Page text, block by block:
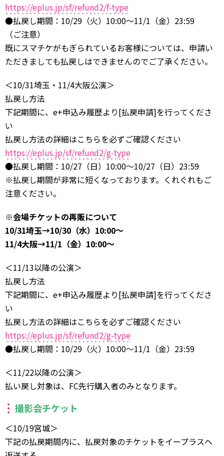
https://eplus.jp/sf/refund2/f-type
●払戻し期間：10/29（火）10:00～11/1（金）23:59
（ご注意）
既にスマチケがもぎられているお客様については、申請い
ただきましても払戻しはできませんのでご了承ください。
＜10/31埼玉・11/4大阪公演＞
払戻し方法
下記期間に、e+申込み履歴より[払戻申請]を行ってくださ
い
払戻し方法の詳細はこちらを必ずご確認ください
https://eplus.jp/sf/refund2/g-type
●払戻し期間：10/27（日）10:00～10/27（日）23:59
※払戻し期間が非常に短くなっております。くれぐれもご
注意ください。
※会場チケットの再販について
10/31埼玉→10/30（水）10:00〜
11/4大阪→11/1（金）10:00〜
＜11/13以降の公演＞
払戻し方法
下記期間に、e+申込み履歴より[払戻申請]を行ってくださ
い
払戻し方法の詳細はこちらを必ずご確認ください
https://eplus.jp/sf/refund2/g-type
●払戻し期間：10/29（火）10:00～11/1（金）23:59
＜11/22以降の公演＞
払い戻し対象は、FC先行購入者のみとなります。
撮影会チケット
＜10/19宮城＞
下記の払戻期間内に、払戻対象のチケットをイープラスへ